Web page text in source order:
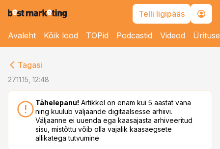
Telli ligipääs
Avaleht Kõik lood TOPid Podcastid Videod
Tagasi
27.11.15, 12:48
Tähelepanu! Artikkel on enam kui 5 aastat vana
ning kuulub väljaande digitaalsesse arhiivi.
Väljaanne ei uuenda ega kaasajasta arhiveeritud
sisu, mistõttu võib olla vajalik kaasaegsete
allikatega tutvumine